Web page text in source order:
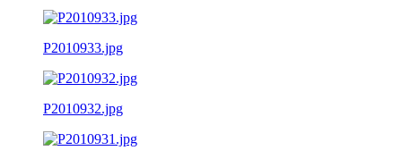
P2010933.jpg
P2010932.jpg